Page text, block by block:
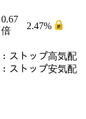
0.67
倍
2.47%
： ストップ高気配
： ストップ安気配